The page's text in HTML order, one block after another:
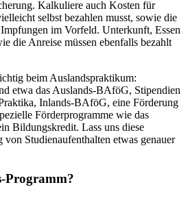
Kalkuliere auch Kosten für
selbst bezahlen musst, sowie die
im Vorfeld. Unterkunft, Essen
die Anreise müssen ebenfalls bezahlt
beim Auslandspraktikum:
etwa das Auslands-BAföG, Stipendien
Inlands-BAföG, eine Förderung
Förderprogramme wie das
Bildungskredit. Lass uns diese
Studienaufenthalten etwas genauer
Programm?